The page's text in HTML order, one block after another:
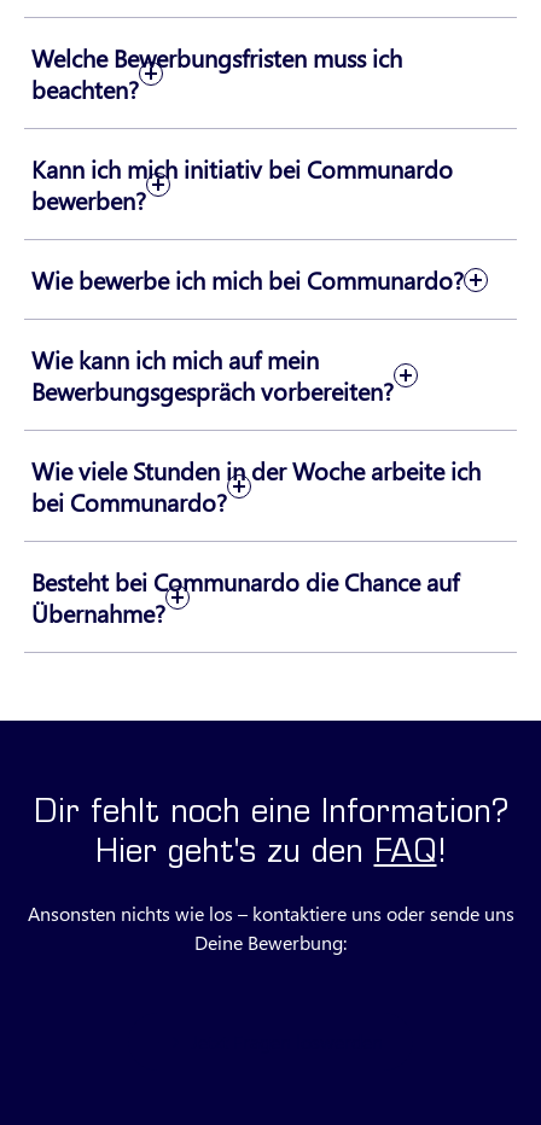
Welche Bewerbungsfristen muss ich
beachten?
Kann ich mich initiativ bei Communardo
bewerben?
Wie bewerbe ich mich bei Communardo?
Wie kann ich mich auf mein
Bewerbungsgespräch vorbereiten?
Wie viele Stunden in der Woche arbeite ich
bei Communardo?
Besteht bei Communardo die Chance auf
Übernahme?
Dir fehlt noch eine Information?
Hier geht's zu den FAQ!
Ansonsten nichts wie los – kontaktiere uns oder sende uns
Deine Bewerbung: